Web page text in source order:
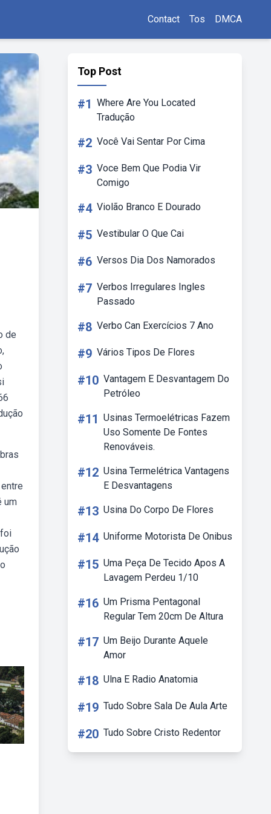
Contact Tos DMCA
de
um
Top Post
#1 Where Are You Located
Tradução
#2 Você Vai Sentar Por Cima
#3 Voce Bem Que Podia Vir
Comigo
#4 Violão Branco E Dourado
#5 Vestibular O Que Cai
#6 Versos Dia Dos Namorados
#7 Verbos Irregulares Ingles
Passado
#8 Verbo Can Exercícios 7 Ano
#9 Vários Tipos De Flores
#10 Vantagem E Desvantagem Do
Petróleo
#11 Usinas Termoelétricas Fazem
Uso Somente De Fontes
Renováveis.
#12 Usina Termelétrica Vantagens
E Desvantagens
#13 Usina Do Corpo De Flores
#14 Uniforme Motorista De Onibus
#15 Uma Peça De Tecido Apos A
Lavagem Perdeu 1/10
#16 Um Prisma Pentagonal
Regular Tem 20cm De Altura
#17 Um Beijo Durante Aquele
Amor
#18 Ulna E Radio Anatomia
#19 Tudo Sobre Sala De Aula Arte
#20 Tudo Sobre Cristo Redentor